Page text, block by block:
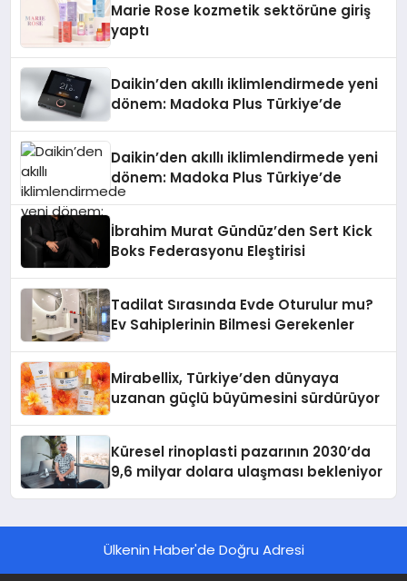
Marie Rose kozmetik sektörüne giriş
yaptı
Daikin’den akıllı iklimlendirmede yeni
dönem: Madoka Plus Türkiye’de
Daikin’den akıllı iklimlendirmede yeni
dönem: Madoka Plus Türkiye’de
İbrahim Murat Gündüz’den Sert Kick
Boks Federasyonu Eleştirisi
Tadilat Sırasında Evde Oturulur mu?
Ev Sahiplerinin Bilmesi Gerekenler
Mirabellix, Türkiye’den dünyaya
uzanan güçlü büyümesini sürdürüyor
Küresel rinoplasti pazarının 2030’da
9,6 milyar dolara ulaşması bekleniyor
Ülkenin Haber'de Doğru Adresi